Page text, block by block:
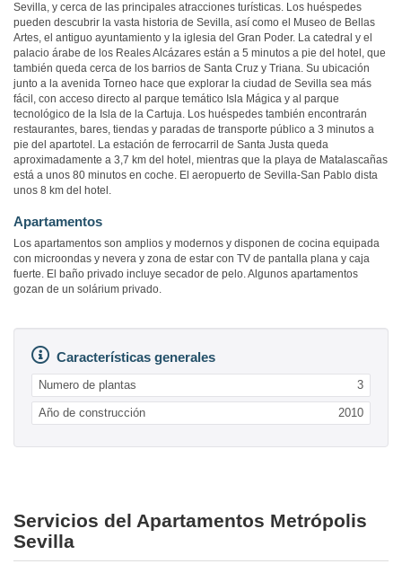
Sevilla, y cerca de las principales atracciones turísticas. Los huéspedes
pueden descubrir la vasta historia de Sevilla, así como el Museo de Bellas
Artes, el antiguo ayuntamiento y la iglesia del Gran Poder. La catedral y el
palacio árabe de los Reales Alcázares están a 5 minutos a pie del hotel, que
también queda cerca de los barrios de Santa Cruz y Triana. Su ubicación
junto a la avenida Torneo hace que explorar la ciudad de Sevilla sea más
fácil, con acceso directo al parque temático Isla Mágica y al parque
tecnológico de la Isla de la Cartuja. Los huéspedes también encontrarán
restaurantes, bares, tiendas y paradas de transporte público a 3 minutos a
pie del apartotel. La estación de ferrocarril de Santa Justa queda
aproximadamente a 3,7 km del hotel, mientras que la playa de Matalascañas
está a unos 80 minutos en coche. El aeropuerto de Sevilla-San Pablo dista
unos 8 km del hotel.
Apartamentos
Los apartamentos son amplios y modernos y disponen de cocina equipada
con microondas y nevera y zona de estar con TV de pantalla plana y caja
fuerte. El baño privado incluye secador de pelo. Algunos apartamentos
gozan de un solárium privado.
Características generales
Numero de plantas 3
Año de construcción 2010
Servicios del Apartamentos Metrópolis
Sevilla